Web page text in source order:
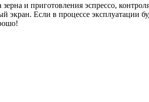
и приготовления эспрессо,
Если в процессе эксплуатации